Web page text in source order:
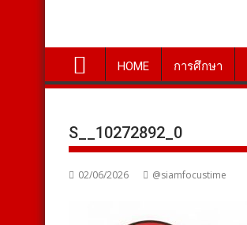
HOME การศึกษา
S__10272892_0
02/06/2026 @siamfocustime